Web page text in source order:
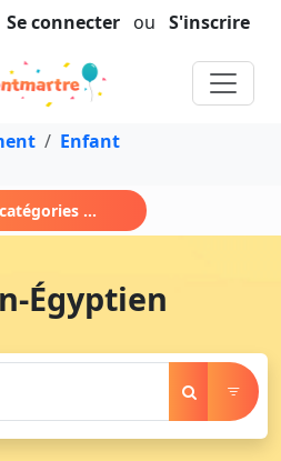
Se connecter ou S'inscrire
Enfant
...
Égyptien